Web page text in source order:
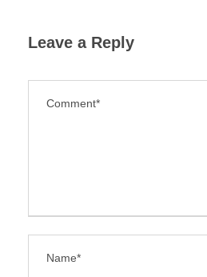
Leave a Reply